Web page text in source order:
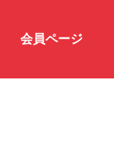
会員ページ